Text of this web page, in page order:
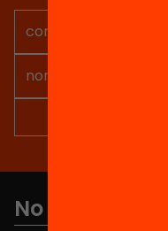
No et perdis res